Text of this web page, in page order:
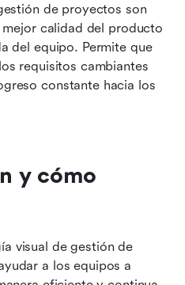
de proyectos son
calidad del producto
del equipo. Permite que
requisitos cambiantes
constante hacia los
y cómo
visual de gestión de
a los equipos a